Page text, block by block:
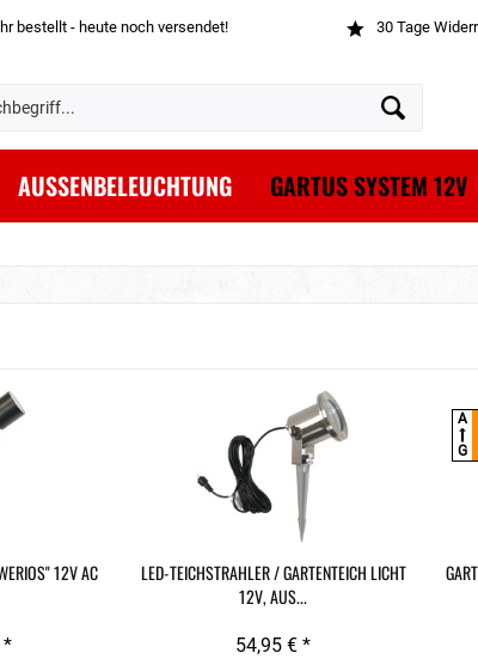
bestellt - heute noch versendet! 30 Tage
AUSSENBELEUCHTUNG GARTUS SYSTEM 12V
12V AC
*
LED-TEICHSTRAHLER / GARTENTEICH LICHT
12V, AUS...
54,95 € *
A
G